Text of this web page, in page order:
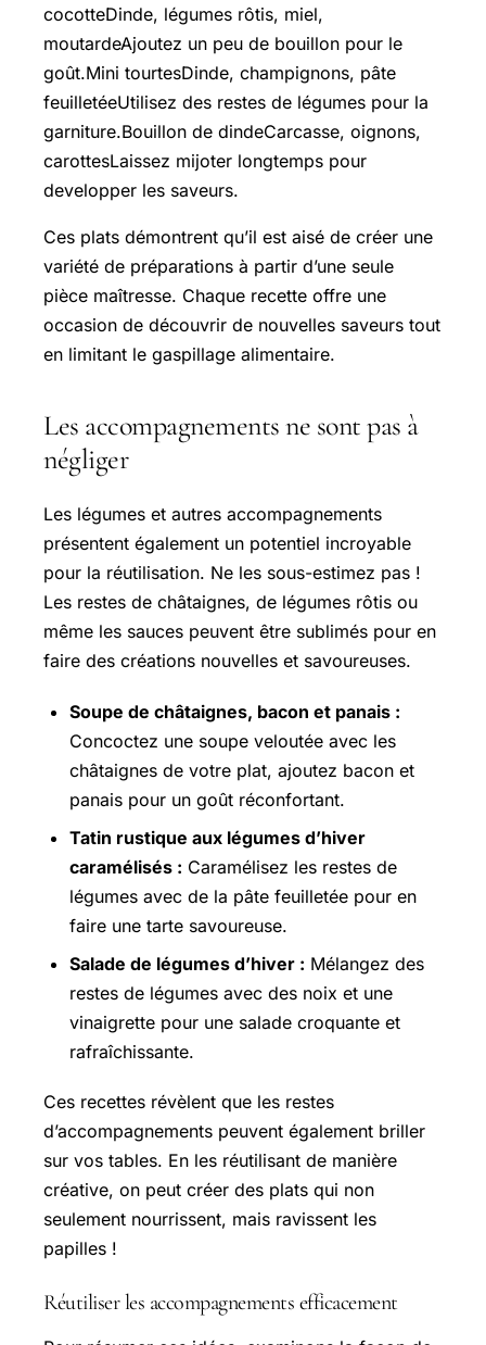
cocotteDinde, légumes rôtis, miel,
moutardeAjoutez un peu de bouillon pour le
goût.Mini tourtesDinde, champignons, pâte
feuilletéeUtilisez des restes de légumes pour la
garniture.Bouillon de dindeCarcasse, oignons,
carottesLaissez mijoter longtemps pour
developper les saveurs.
Ces plats démontrent qu’il est aisé de créer une
variété de préparations à partir d’une seule
pièce maîtresse. Chaque recette offre une
occasion de découvrir de nouvelles saveurs tout
en limitant le gaspillage alimentaire.
Les accompagnements ne sont pas à
négliger
Les légumes et autres accompagnements
présentent également un potentiel incroyable
pour la réutilisation. Ne les sous-estimez pas !
Les restes de châtaignes, de légumes rôtis ou
même les sauces peuvent être sublimés pour en
faire des créations nouvelles et savoureuses.
Soupe de châtaignes, bacon et panais :
Concoctez une soupe veloutée avec les
châtaignes de votre plat, ajoutez bacon et
panais pour un goût réconfortant.
Tatin rustique aux légumes d’hiver
caramélisés : Caramélisez les restes de
légumes avec de la pâte feuilletée pour en
faire une tarte savoureuse.
Salade de légumes d’hiver : Mélangez des
restes de légumes avec des noix et une
vinaigrette pour une salade croquante et
rafraîchissante.
Ces recettes révèlent que les restes
d’accompagnements peuvent également briller
sur vos tables. En les réutilisant de manière
créative, on peut créer des plats qui non
seulement nourrissent, mais ravissent les
papilles !
Réutiliser les accompagnements efficacement